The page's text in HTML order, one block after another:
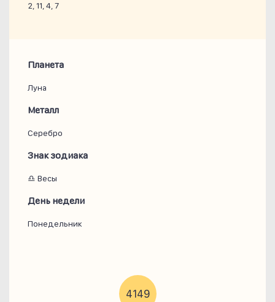
2, 11, 4, 7
Планета
Луна
Металл
Серебро
Знак зодиака
♎ Весы
День недели
Понедельник
4149